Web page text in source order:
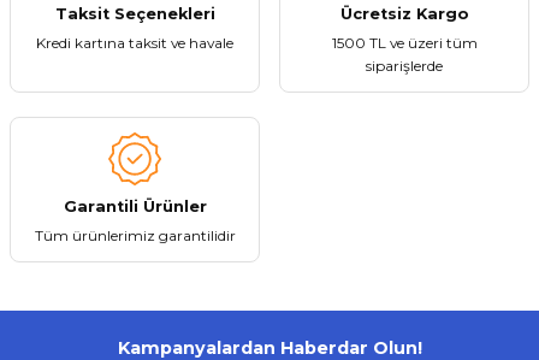
Taksit Seçenekleri
Kredi kartına taksit ve havale
Ücretsiz Kargo
1500 TL ve üzeri tüm
siparişlerde
Garantili Ürünler
Tüm ürünlerimiz garantilidir
Kampanyalardan Haberdar Olun!